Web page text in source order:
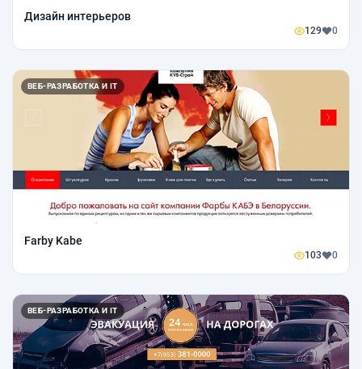
Дизайн интерьеров
129 0
ВЕБ-РАЗРАБОТКА И IT
Farby Kabe
103 0
ВЕБ-РАЗРАБОТКА И IT